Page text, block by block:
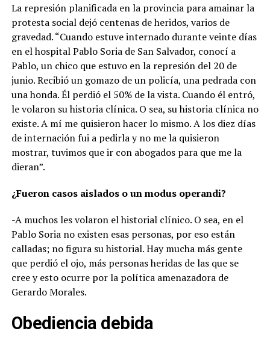
La represión planificada en la provincia para amainar la
protesta social dejó centenas de heridos, varios de
gravedad. “Cuando estuve internado durante veinte días
en el hospital Pablo Soria de San Salvador, conocí a
Pablo, un chico que estuvo en la represión del 20 de
junio. Recibió un gomazo de un policía, una pedrada con
una honda. Él perdió el 50% de la vista. Cuando él entró,
le volaron su historia clínica. O sea, su historia clínica no
existe. A mí me quisieron hacer lo mismo. A los diez días
de internación fui a pedirla y no me la quisieron
mostrar, tuvimos que ir con abogados para que me la
dieran”.
¿Fueron casos aislados o un modus operandi?
-A muchos les volaron el historial clínico. O sea, en el
Pablo Soria no existen esas personas, por eso están
calladas; no figura su historial. Hay mucha más gente
que perdió el ojo, más personas heridas de las que se
cree y esto ocurre por la política amenazadora de
Gerardo Morales.
Obediencia debida